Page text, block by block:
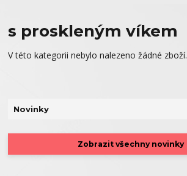
s proskleným víkem
V této kategorii nebylo nalezeno žádné zboží.
Novinky
Zobrazit všechny novinky